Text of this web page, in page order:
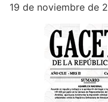
19 de noviembre de